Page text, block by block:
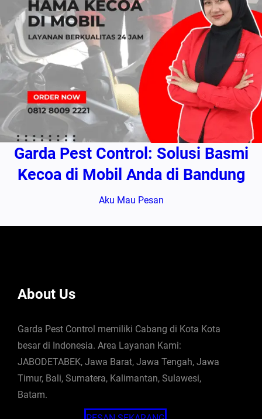
Garda Pest Control: Solusi Basmi
Kecoa di Mobil Anda di Bandung
Aku Mau Pesan
About Us
Garda Pest Control memiliki Cabang di Kota Kota
besar di Indonesia. Area Layanan Kami:
JABODETABEK, Jawa Barat, Jawa Tengah, Jawa
Timur, Bali, Sumatera, Kalimantan, Sulawesi,
Batam.